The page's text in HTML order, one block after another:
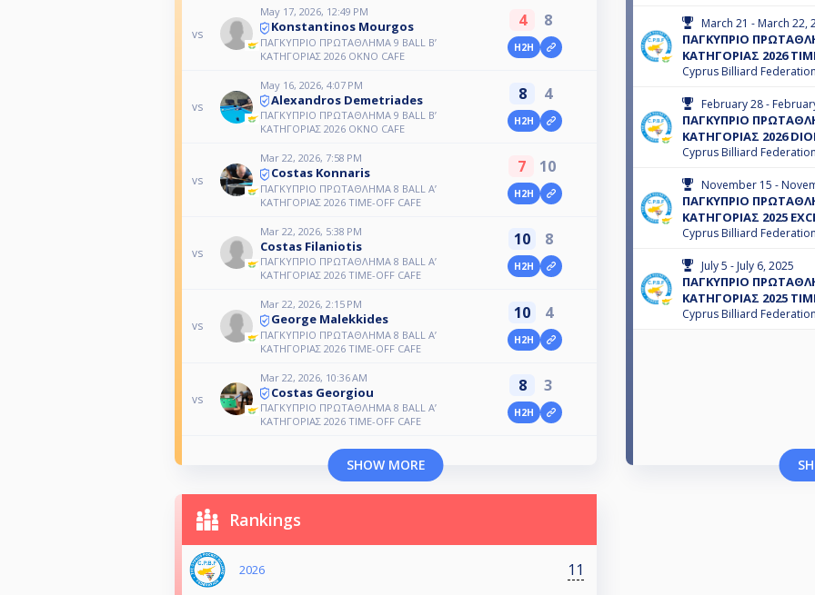
vs
May 17, 2026, 12:49 PM
Konstantinos Mourgos
ΠΑΓΚΥΠΡΙΟ ΠΡΩΤΑΘΛΗΜΑ 9 BALL B’
ΚΑΤΗΓΟΡΙΑΣ 2026 OKNO CAFE
4 8
H2H
vs
May 16, 2026, 4:07 PM
Alexandros Demetriades
ΠΑΓΚΥΠΡΙΟ ΠΡΩΤΑΘΛΗΜΑ 9 BALL B’
ΚΑΤΗΓΟΡΙΑΣ 2026 OKNO CAFE
8 4
H2H
vs
Mar 22, 2026, 7:58 PM
Costas Konnaris
ΠΑΓΚΥΠΡΙΟ ΠΡΩΤΑΘΛΗΜΑ 8 BALL A’
ΚΑΤΗΓΟΡΙΑΣ 2026 TIME-OFF CAFE
7 10
H2H
vs
Mar 22, 2026, 5:38 PM
Costas Filaniotis
ΠΑΓΚΥΠΡΙΟ ΠΡΩΤΑΘΛΗΜΑ 8 BALL A’
ΚΑΤΗΓΟΡΙΑΣ 2026 TIME-OFF CAFE
10 8
H2H
vs
Mar 22, 2026, 2:15 PM
George Malekkides
ΠΑΓΚΥΠΡΙΟ ΠΡΩΤΑΘΛΗΜΑ 8 BALL A’
ΚΑΤΗΓΟΡΙΑΣ 2026 TIME-OFF CAFE
10 4
H2H
vs
Mar 22, 2026, 10:36 AM
Costas Georgiou
ΠΑΓΚΥΠΡΙΟ ΠΡΩΤΑΘΛΗΜΑ 8 BALL A’
ΚΑΤΗΓΟΡΙΑΣ 2026 TIME-OFF CAFE
8 3
H2H
SHOW MORE
March 21 - March 22,
ΠΑΓΚΥΠΡΙΟ
ΚΑΤΗΓΟΡΙΑΣ 2026
Cyprus Billiard Federation
February 28 -
ΠΑΓΚΥΠΡΙΟ
ΚΑΤΗΓΟΡΙΑΣ 2026
Cyprus Billiard Federation
November 15 -
ΠΑΓΚΥΠΡΙΟ
ΚΑΤΗΓΟΡΙΑΣ 2025
Cyprus Billiard Federation
July 5 - July 6, 2025
ΠΑΓΚΥΠΡΙΟ
ΚΑΤΗΓΟΡΙΑΣ 2025
Cyprus Billiard Federation
Rankings
2026 11